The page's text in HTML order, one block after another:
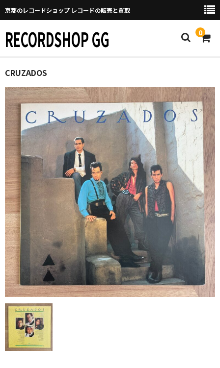
京都のレコードショップ レコードの販売と買取
RECORDSHOP GG 0
Home
マイページ
GGについて
買取について
取り置きなどについて
Categories
New Arrivals
新譜
GG RECORD （当店のレーベル）
JAZZ-US
BLUE NOTE
JAZZ-EU
JAZZ-JP
CRUZADOS